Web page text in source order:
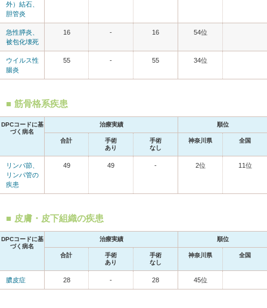
外）結石、
胆管炎
急性膵炎、
被包化壊死
16 - 16 54位
ウイルス性
腸炎
55 - 55 34位
筋骨格系疾患
DPCコードに基
づく病名
治療実績 順位
合計
手術
あり
手術
なし
神奈川県 全国
リンパ節、
リンパ管の
疾患
49 49 - 2位 11位
皮膚・皮下組織の疾患
DPCコードに基
づく病名
治療実績 順位
合計
手術
あり
手術
なし
神奈川県 全国
膿皮症 28 - 28 45位